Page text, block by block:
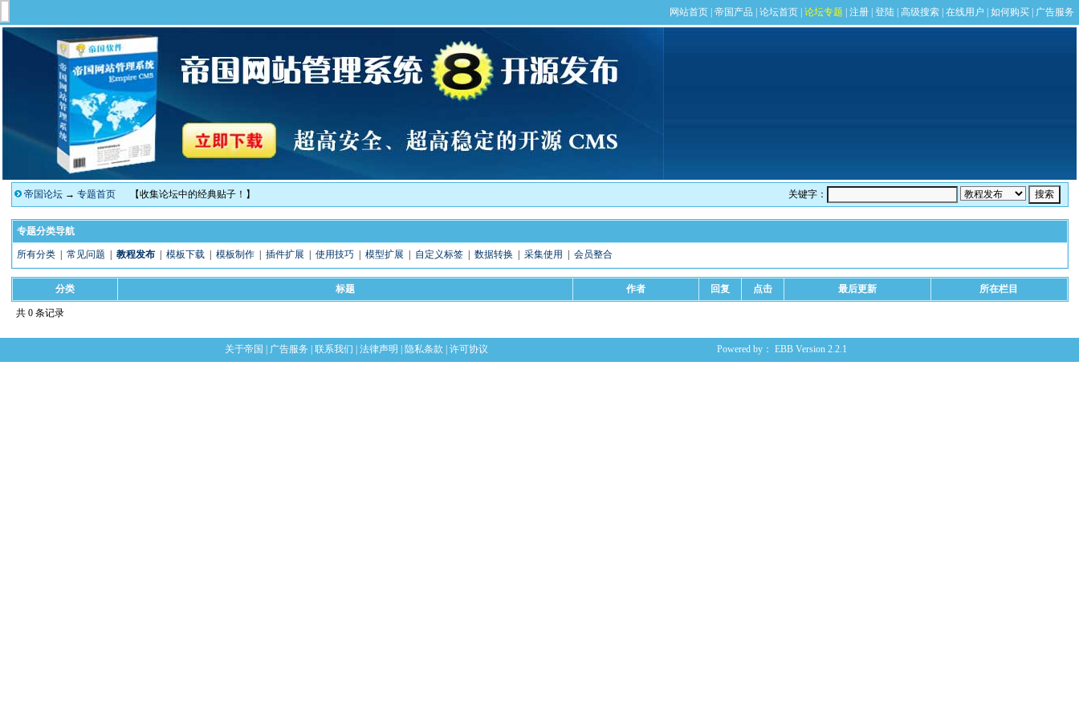
帝国论坛→ 专题首页【收集论坛中的经典贴子！】 关键字：
专题分类导航
所有分类| 常见问题 教程发布| 模板下载| 模板制作| 插件扩展 使用技巧| 模型扩展 自定义标签| 数据转换 采集使用 会员整合
分类 标题 作者 回复 点击 最后更新 所在栏目
共 0 条记录
关于帝国 广告服务 联系我们 法律声明 隐私条款 许可协议 Powered by： EBB Version 2.2.1